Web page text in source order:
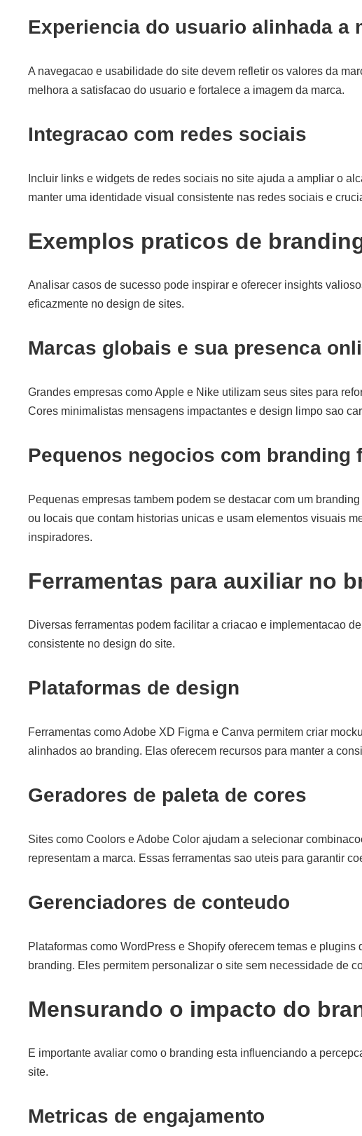
Experiencia do usuario alinhada a
A navegacao e usabilidade do site devem refletir os valores da
melhora a satisfacao do usuario e fortalece a imagem da marca.
Integracao com redes sociais
Incluir links e widgets de redes sociais no site ajuda a ampliar o
manter uma identidade visual consistente nas redes sociais e
Exemplos praticos de
Analisar casos de sucesso pode inspirar e oferecer insights
eficazmente no design de sites.
Marcas globais e sua presenca
Grandes empresas como Apple e Nike utilizam seus sites para
Cores minimalistas mensagens impactantes e design limpo sao
Pequenos negocios com branding
Pequenas empresas tambem podem se destacar com um
ou locais que contam historias unicas e usam elementos visuais
inspiradores.
Ferramentas para auxiliar no
Diversas ferramentas podem facilitar a criacao e implementacao
consistente no design do site.
Plataformas de design
Ferramentas como Adobe XD Figma e Canva permitem criar
alinhados ao branding. Elas oferecem recursos para manter a
Geradores de paleta de cores
Sites como Coolors e Adobe Color ajudam a selecionar
representam a marca. Essas ferramentas sao uteis para garantir
Gerenciadores de conteudo
Plataformas como WordPress e Shopify oferecem temas e
branding. Eles permitem personalizar o site sem necessidade de
Mensurando o impacto do
E importante avaliar como o branding esta influenciando a
site.
Metricas de engajamento